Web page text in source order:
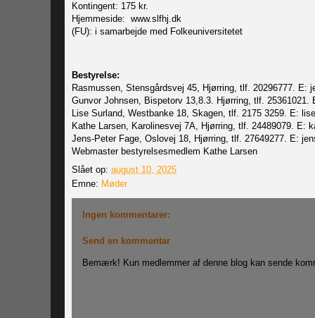
Kontingent: 175 kr.
Hjemmeside: www.slfhj.dk
(FU): i samarbejde med Folkeuniversitetet
Bestyrelse:
Rasmussen, Stensgårdsvej 45, Hjørring, tlf. 20296777. E:
Gunvor Johnsen, Bispetorv 13,8.3. Hjørring, tlf. 25361021.
Lise Surland, Westbanke 18, Skagen, tlf. 2175 3259. E:
Kathe Larsen, Karolinesvej 7A, Hjørring, tlf. 24489079. E:
Jens-Peter Fage, Oslovej 18, Hjørring, tlf. 27649277. E:
Webmaster
Slået op: august 10, 2025
Emne: Møder
Ingen kommentarer:
Send en kommentar
Bemærk! Kun medlemmer af denne blog kan sende